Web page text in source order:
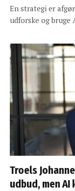
En strategi er
udforske og
Troels
udbud, men